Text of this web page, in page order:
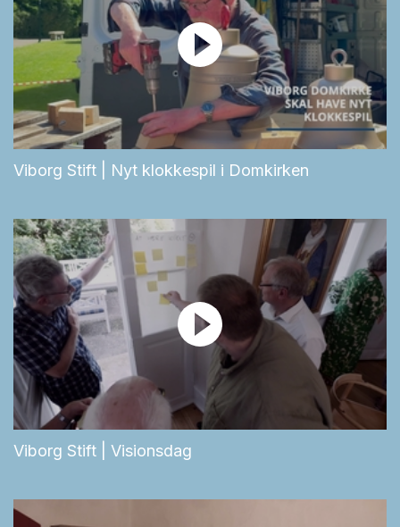
Viborg Stift | Nyt klokkespil i Domkirken
Viborg Stift | Visionsdag